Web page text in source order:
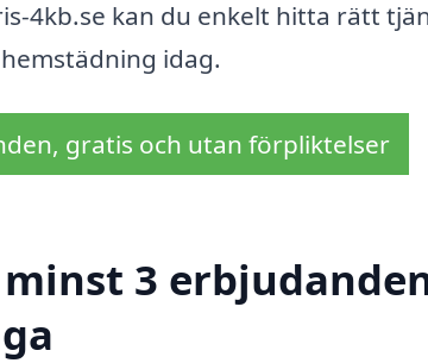
4kb.se kan du enkelt hitta rätt
idag.
gratis och utan förpliktelser
3